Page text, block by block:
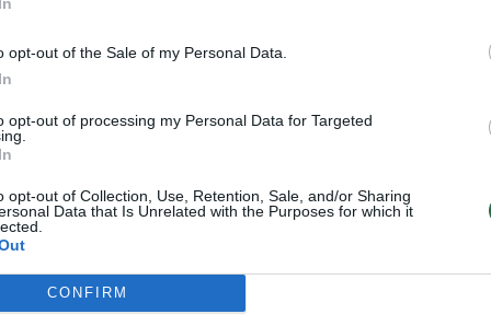
opt-out of the Sale of my Personal Data.
opt-out of processing my Personal Data for Targeted
opt-out of Collection, Use, Retention, Sale, and/or Sharing
Data that Is Unrelated with the Purposes for which it
CONFIRM
nuo 2023 m. mažėja, šiuo metu detalės į
viceministras Karolis Žemaitis teigia, kad